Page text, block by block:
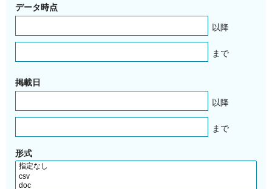
データ時点
以降
まで
掲載日
以降
まで
形式